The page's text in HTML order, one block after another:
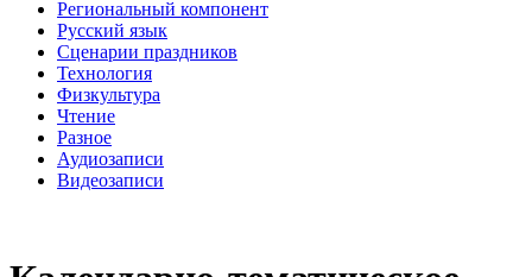
Региональный компонент
Русский язык
Сценарии праздников
Технология
Физкультура
Чтение
Разное
Аудиозаписи
Видеозаписи